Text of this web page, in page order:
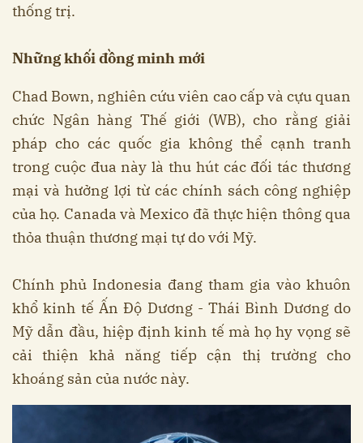
thống trị.
Những khối đồng minh mới
Chad Bown, nghiên cứu viên cao cấp và cựu quan
chức Ngân hàng Thế giới (WB), cho rằng giải
pháp cho các quốc gia không thể cạnh tranh
trong cuộc đua này là thu hút các đối tác thương
mại và hưởng lợi từ các chính sách công nghiệp
của họ. Canada và Mexico đã thực hiện thông qua
thỏa thuận thương mại tự do với Mỹ.
Chính phủ Indonesia đang tham gia vào khuôn
khổ kinh tế Ấn Độ Dương - Thái Bình Dương do
Mỹ dẫn đầu, hiệp định kinh tế mà họ hy vọng sẽ
cải thiện khả năng tiếp cận thị trường cho
khoáng sản của nước này.